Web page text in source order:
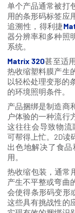
单个产品通常被打
用的条形码标签应
追溯性，得利捷
器分辨率和多种照
系统。
Matrix 320甚至适
热收缩塑料膜产生
以轻松处理变形的
的环境照明条件。
产品捆绑是制造商
户体验的一种流行
这往往会导致物流
可帮得上忙。2D读
出色地解决了食
用。
热收缩包装，通常
产生不平整或弯曲
会使得条形码变形
这些具有挑战性的